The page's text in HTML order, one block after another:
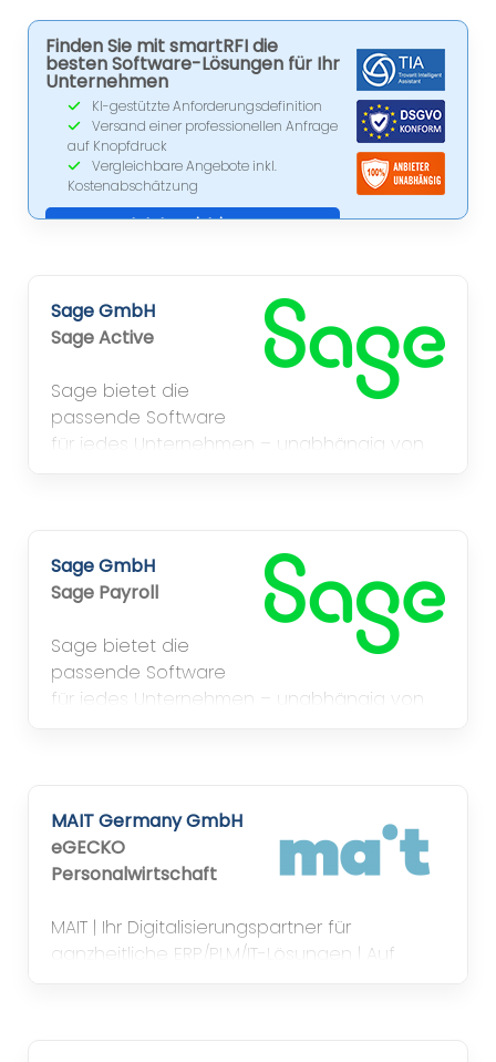
CRM, MS SharePoint, PowerBI und Business
Intelligence von Qlik in B, BI, DD, HH, K, L, M, MD,
MS, N, NM, S, WÜ
Finden Sie mit smartRFI die
besten Software-Lösungen für Ihr
Unternehmen
KI-gestützte Anforderungsdefinition
Versand einer professionellen Anfrage
auf Knopfdruck
Vergleichbare Angebote inkl.
Kostenabschätzung
Jetzt registrieren
Sage GmbH
Sage Active
Sage bietet die
passende Software
für jedes Unternehmen – unabhängig von
Sage GmbH
Sage Payroll
Sage bietet die
passende Software
für jedes Unternehmen – unabhängig von
MAIT Germany GmbH
eGECKO
Personalwirtschaft
MAIT | Ihr Digitalisierungspartner für
ganzheitliche ERP/PLM/IT-Lösungen | Auf